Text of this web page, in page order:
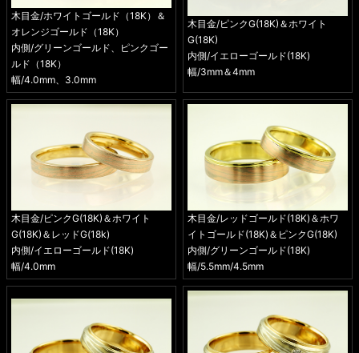
木目金/ホワイトゴールド（18K）＆
オレンジゴールド（18K）
内側/グリーンゴールド、ピンクゴー
ルド（18K）
幅/4.0mm、3.0mm
木目金/ピンクG(18K)＆ホワイト
G(18K)
内側/イエローゴールド(18K)
幅/3mm＆4mm
木目金/ピンクG(18K)＆ホワイト
G(18K)＆レッドG(18k)
内側/イエローゴールド(18K)
幅/4.0mm
木目金/レッドゴールド(18K)＆ホワ
イトゴールド(18K)＆ピンクG(18K)
内側/グリーンゴールド(18K)
幅/5.5mm/4.5mm